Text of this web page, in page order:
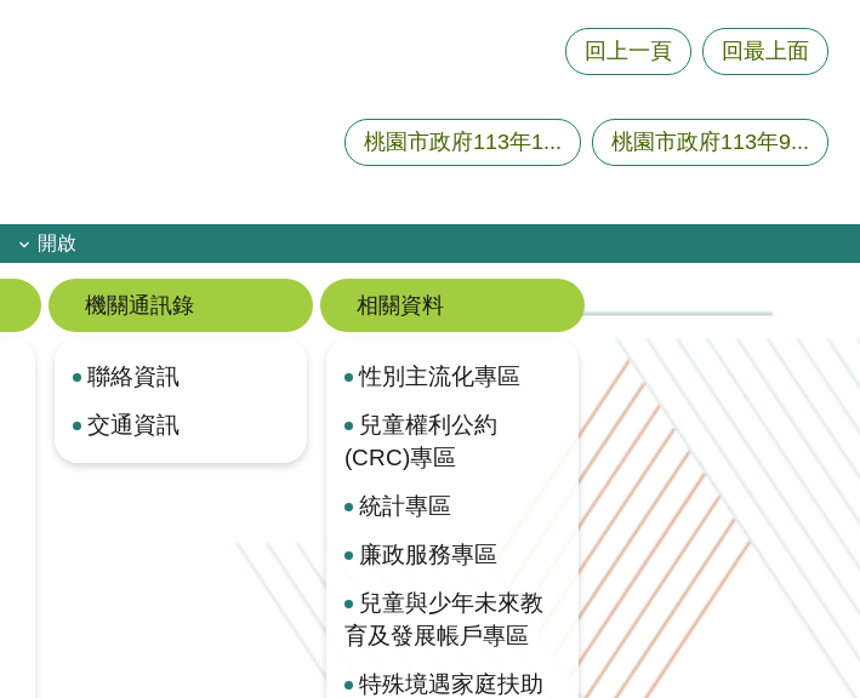
回上一頁 回最上面
桃園市政府113年1... 桃園市政府113年9...
開啟
機關通訊錄
聯絡資訊
交通資訊
相關資料
性別主流化專區
兒童權利公約
(CRC)專區
統計專區
廉政服務專區
兒童與少年未來教
育及發展帳戶專區
特殊境遇家庭扶助